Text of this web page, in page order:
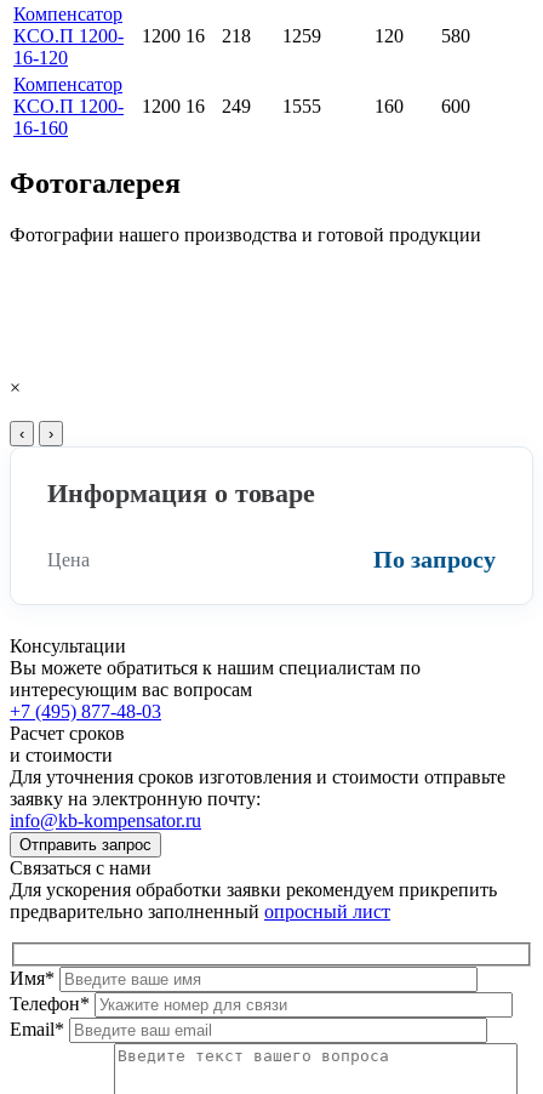
Компенсатор
КСО.П 1200-
16-120
1200 16 218 1259 120 580
Компенсатор
КСО.П 1200-
16-160
1200 16 249 1555 160 600
Фотогалерея
Фотографии нашего производства и готовой продукции
×
‹ ›
Информация о товаре
Цена По запросу
Консультации
Вы можете обратиться к нашим специалистам по
интересующим вас вопросам
+7 (495) 877-48-03
Расчет сроков
и стоимости
Для уточнения сроков изготовления и стоимости отправьте
заявку на электронную почту:
info@kb-kompensator.ru
Отправить запрос
Связаться с нами
Для ускорения обработки заявки рекомендуем прикрепить
предварительно заполненный опросный лист
Имя*
Телефон*
Email*